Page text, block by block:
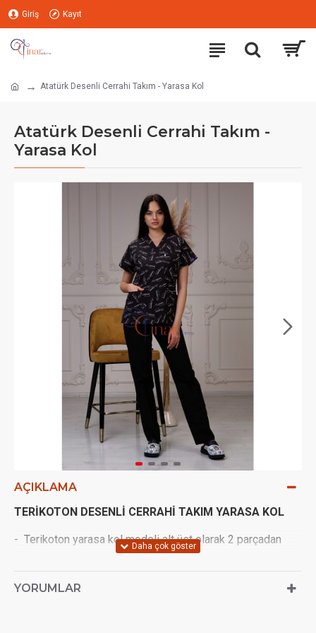
Giriş Kayıt
Atatürk Desenli Cerrahi Takım - Yarasa Kol
Atatürk Desenli Cerrahi Takım -
Yarasa Kol
AÇIKLAMA
TERİKOTON DESENLİ CERRAHİ TAKIM YARASA KOL
- Terikoton yarasa kol modeli alt üst olarak 2 parçadan
- Bedenlerimiz UNİSEX'tir.
YORUMLAR